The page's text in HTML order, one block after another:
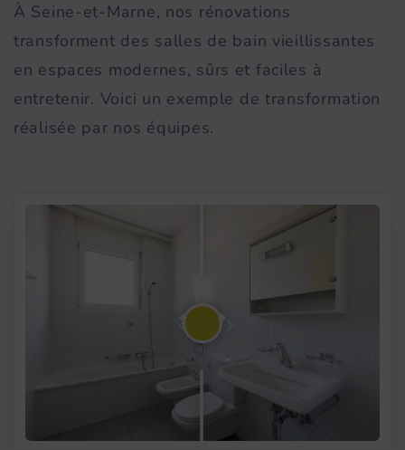
À Seine-et-Marne, nos rénovations
transforment des salles de bain vieillissantes
en espaces modernes, sûrs et faciles à
entretenir. Voici un exemple de transformation
réalisée par nos équipes.